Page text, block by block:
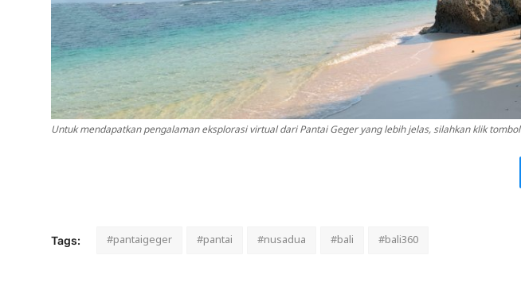
Untuk mendapatkan pengalaman eksplorasi virtual dari Pantai Geger yang lebih jelas, silahkan klik tombol
Tags: #pantaigeger #pantai #nusadua #bali #bali360